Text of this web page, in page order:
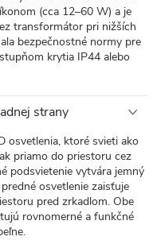
(cca 12–60 W) a je
transformátor pri nižších
bezpečnostné normy pre
krytia IP44 alebo
strany
osvetlenia, ktoré svieti ako
priamo do priestoru cez
podsvietenie vytvára jemný
osvetlenie zaisťuje
pred zrkadlom. Obe
rovnomerné a funkčné